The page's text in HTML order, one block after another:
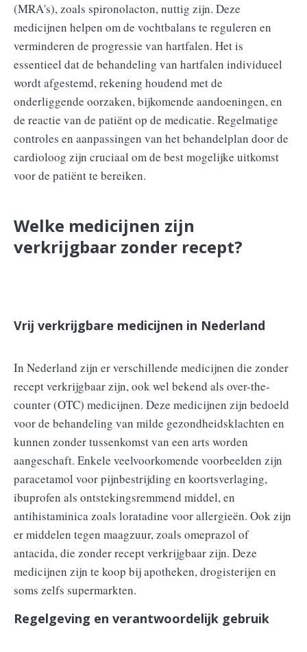
(MRA's), zoals spironolacton, nuttig zijn. Deze
medicijnen helpen om de vochtbalans te reguleren en
verminderen de progressie van hartfalen. Het is
essentieel dat de behandeling van hartfalen individueel
wordt afgestemd, rekening houdend met de
onderliggende oorzaken, bijkomende aandoeningen, en
de reactie van de patiënt op de medicatie. Regelmatige
controles en aanpassingen van het behandelplan door de
cardioloog zijn cruciaal om de best mogelijke uitkomst
voor de patiënt te bereiken.
Welke medicijnen zijn
verkrijgbaar zonder recept?
Vrij verkrijgbare medicijnen in Nederland
In Nederland zijn er verschillende medicijnen die zonder
recept verkrijgbaar zijn, ook wel bekend als over-the-
counter (OTC) medicijnen. Deze medicijnen zijn bedoeld
voor de behandeling van milde gezondheidsklachten en
kunnen zonder tussenkomst van een arts worden
aangeschaft. Enkele veelvoorkomende voorbeelden zijn
paracetamol voor pijnbestrijding en koortsverlaging,
ibuprofen als ontstekingsremmend middel, en
antihistaminica zoals loratadine voor allergieën. Ook zijn
er middelen tegen maagzuur, zoals omeprazol of
antacida, die zonder recept verkrijgbaar zijn. Deze
medicijnen zijn te koop bij apotheken, drogisterijen en
soms zelfs supermarkten.
Regelgeving en verantwoordelijk gebruik